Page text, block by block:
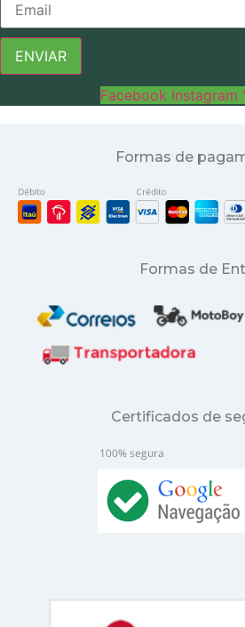
ENVIAR
Facebook Instagram
Formas de
Formas de
Certificados de